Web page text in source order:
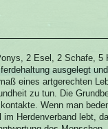
2 Esel, 2 Schafe, 5
ausgelegt
eines artgerechten
zu tun. Die
Wenn man
Herdenverband lebt,